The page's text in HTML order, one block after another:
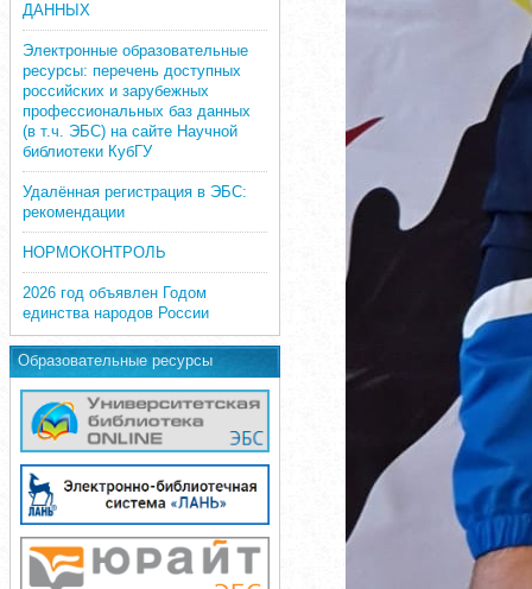
ДАННЫХ
Электронные образовательные
ресурсы: перечень доступных
российских и зарубежных
профессиональных баз данных
(в т.ч. ЭБС) на сайте Научной
библиотеки КубГУ
Удалённая регистрация в ЭБС:
рекомендации
НОРМОКОНТРОЛЬ
2026 год объявлен Годом
единства народов России
Образовательные ресурсы